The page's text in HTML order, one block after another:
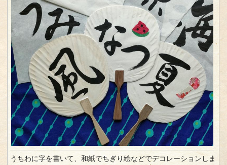
うちわに字を書いて、和紙でちぎり絵などでデコレーションしま